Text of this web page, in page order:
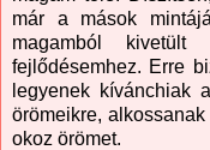
már a mások
magamból
fejlődésemhez. Erre
legyenek kívánchiak
örömeikre,
okoz örömet.